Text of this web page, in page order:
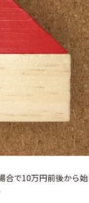
合で10万円前後から